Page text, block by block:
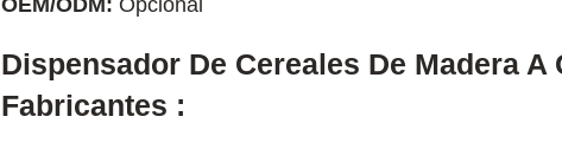
OEM/ODM: Opcional
Dispensador De Cereales De Madera A
Fabricantes :